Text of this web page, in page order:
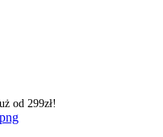
od 299zł!